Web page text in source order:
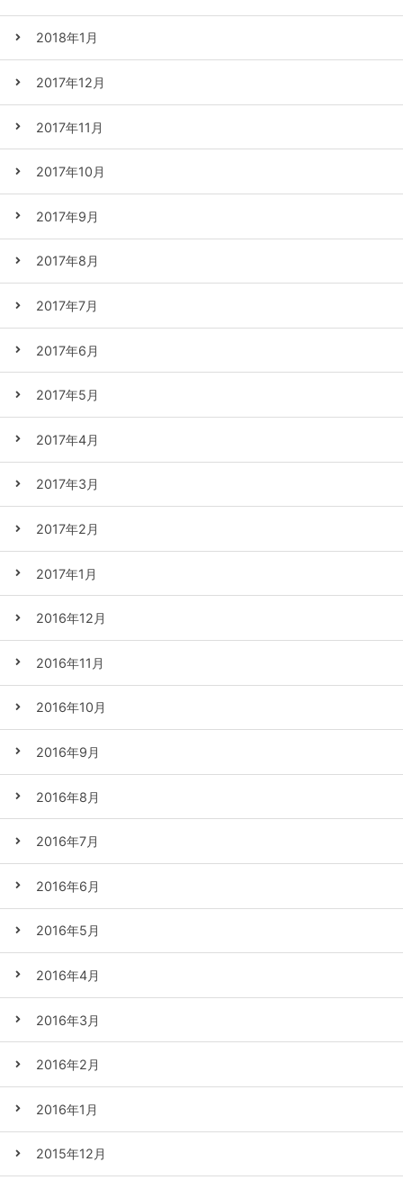
2018年1月
2017年12月
2017年11月
2017年10月
2017年9月
2017年8月
2017年7月
2017年6月
2017年5月
2017年4月
2017年3月
2017年2月
2017年1月
2016年12月
2016年11月
2016年10月
2016年9月
2016年8月
2016年7月
2016年6月
2016年5月
2016年4月
2016年3月
2016年2月
2016年1月
2015年12月